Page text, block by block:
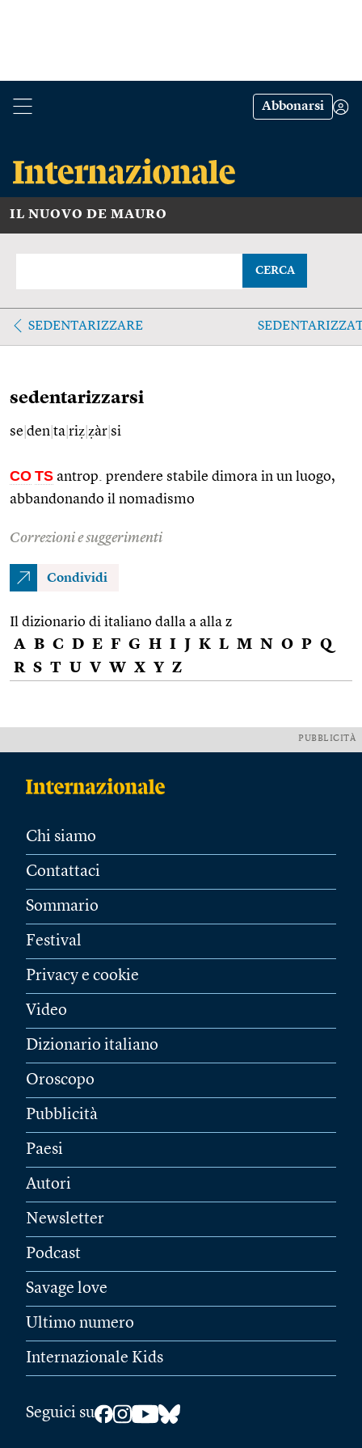
Abbonarsi
IL NUOVO DE MAURO
CERCA
SEDENTARIZZARE
sedentarizzarsi
se den ta riẓ ẓàr si
CO TS antrop. prendere stabile dimora in un luogo,
abbandonando il nomadismo
Correzioni e suggerimenti
Condividi
Il dizionario di italiano dalla a alla z
A B C D E F G H I J K L M N O P Q
R S T U V W X Y Z
PUBBLICITÀ
Chi siamo
Contattaci
Sommario
Festival
Privacy e cookie
Video
Dizionario italiano
Oroscopo
Pubblicità
Paesi
Autori
Newsletter
Podcast
Savage love
Ultimo numero
Internazionale Kids
Seguici su